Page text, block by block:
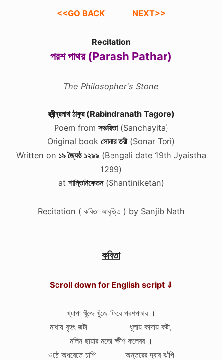
<<GO BACK NEXT>>
Recitation
পরশ পাথর (Parash Pathar)
The Philosopher's Stone
রবীন্দ্রনাথ ঠাকুর (Rabindranath Tagore)
Poem from সঞ্চয়িতা(Sanchayita)
Original book সোনার তরী(Sonar Tori)
Written on ১৯ জ্যৈষ্ঠ ১২৯৯(Bengali date 19th Jyaistha
1299)
at শান্তিনিকেতন(Shantiniketan)
Recitation ( কবিতা আবৃত্তি ) by Sanjib Nath
কবিতা
Scroll down for English script ⇓
খ্যাপা খুঁজে খুঁজে ফিরে পরশপাথর ।
মাথায় বৃহৎ জটা ধূলায় কাদায় কটা,
মলিন ছায়ার মতো ক্ষীণ কলেবর ।
ওষ্ঠে অধরেতে চাপি অন্তরের দ্বার ঝাঁপি